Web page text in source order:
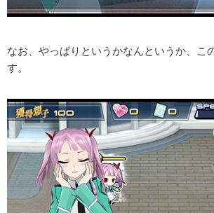
なお、やっぱりというかなんというか、こ
す。